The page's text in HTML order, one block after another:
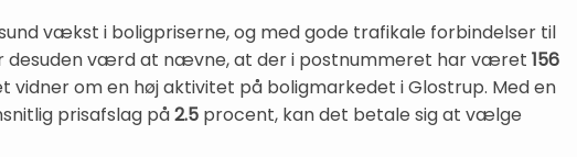
vækst i boligpriserne, og med gode trafikale forbindelser til
desuden værd at nævne, at der i postnummeret har været 156
vidner om en høj aktivitet på boligmarkedet i Glostrup. Med en
prisafslag på2.5 procent, kan det betale sig at vælge